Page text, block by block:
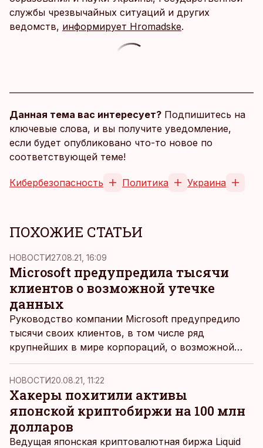
службы чрезвычайных ситуаций и других
ведомств, информирует Hromadske.
Данная тема вас интересует? Подпишитесь на
ключевые слова, и вы получите уведомление,
если будет опубликовано что-то новое по
соответствующей теме!
Кибербезопасность Политика Украина
ПОХОЖИЕ СТАТЬИ
НОВОСТИ27.08.21, 16:09
Microsoft предупредила тысячи
клиентов о возможной утечке
данных
Руководство компании Microsoft предупредило
тысячи своих клиентов, в том числе ряд
крупнейших в мире корпораций, о возможной
утечке данных, сообщает CNBC.
НОВОСТИ20.08.21, 11:22
Хакеры похитили активы
японской криптобиржи на 100 млн
долларов
Ведущая японская криптовалютная биржа Liquid